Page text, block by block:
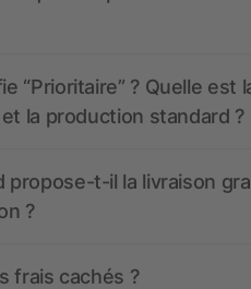
“Prioritaire” ? Quelle
la production standard ?
propose-t-il la livraison
?
frais cachés ?